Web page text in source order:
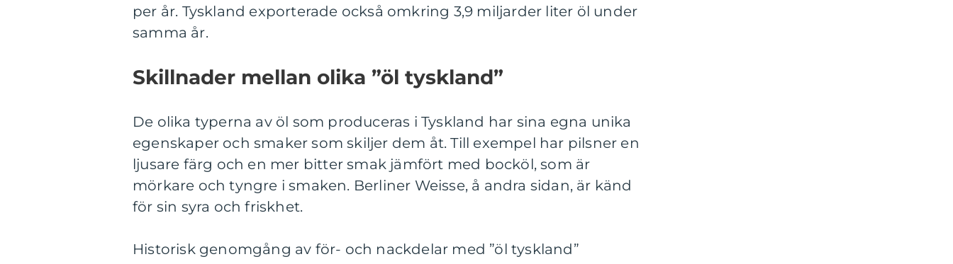
per år. Tyskland exporterade också omkring 3,9 miljarder liter öl under
samma år.
Skillnader mellan olika ”öl tyskland”
De olika typerna av öl som produceras i Tyskland har sina egna unika
egenskaper och smaker som skiljer dem åt. Till exempel har pilsner en
ljusare färg och en mer bitter smak jämfört med bocköl, som är
mörkare och tyngre i smaken. Berliner Weisse, å andra sidan, är känd
för sin syra och friskhet.
Historisk genomgång av för- och nackdelar med ”öl tyskland”